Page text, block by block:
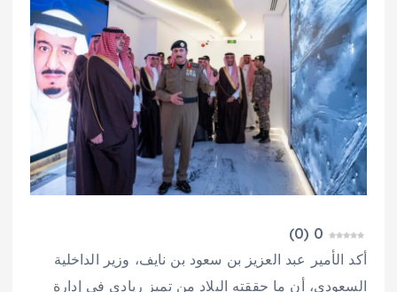
0
(
0
)
أكد الأمير عبد العزيز بن سعود بن نايف، وزير الداخلية
السعودي، أن ما حققته البلاد من تميز ريادي في إدارة